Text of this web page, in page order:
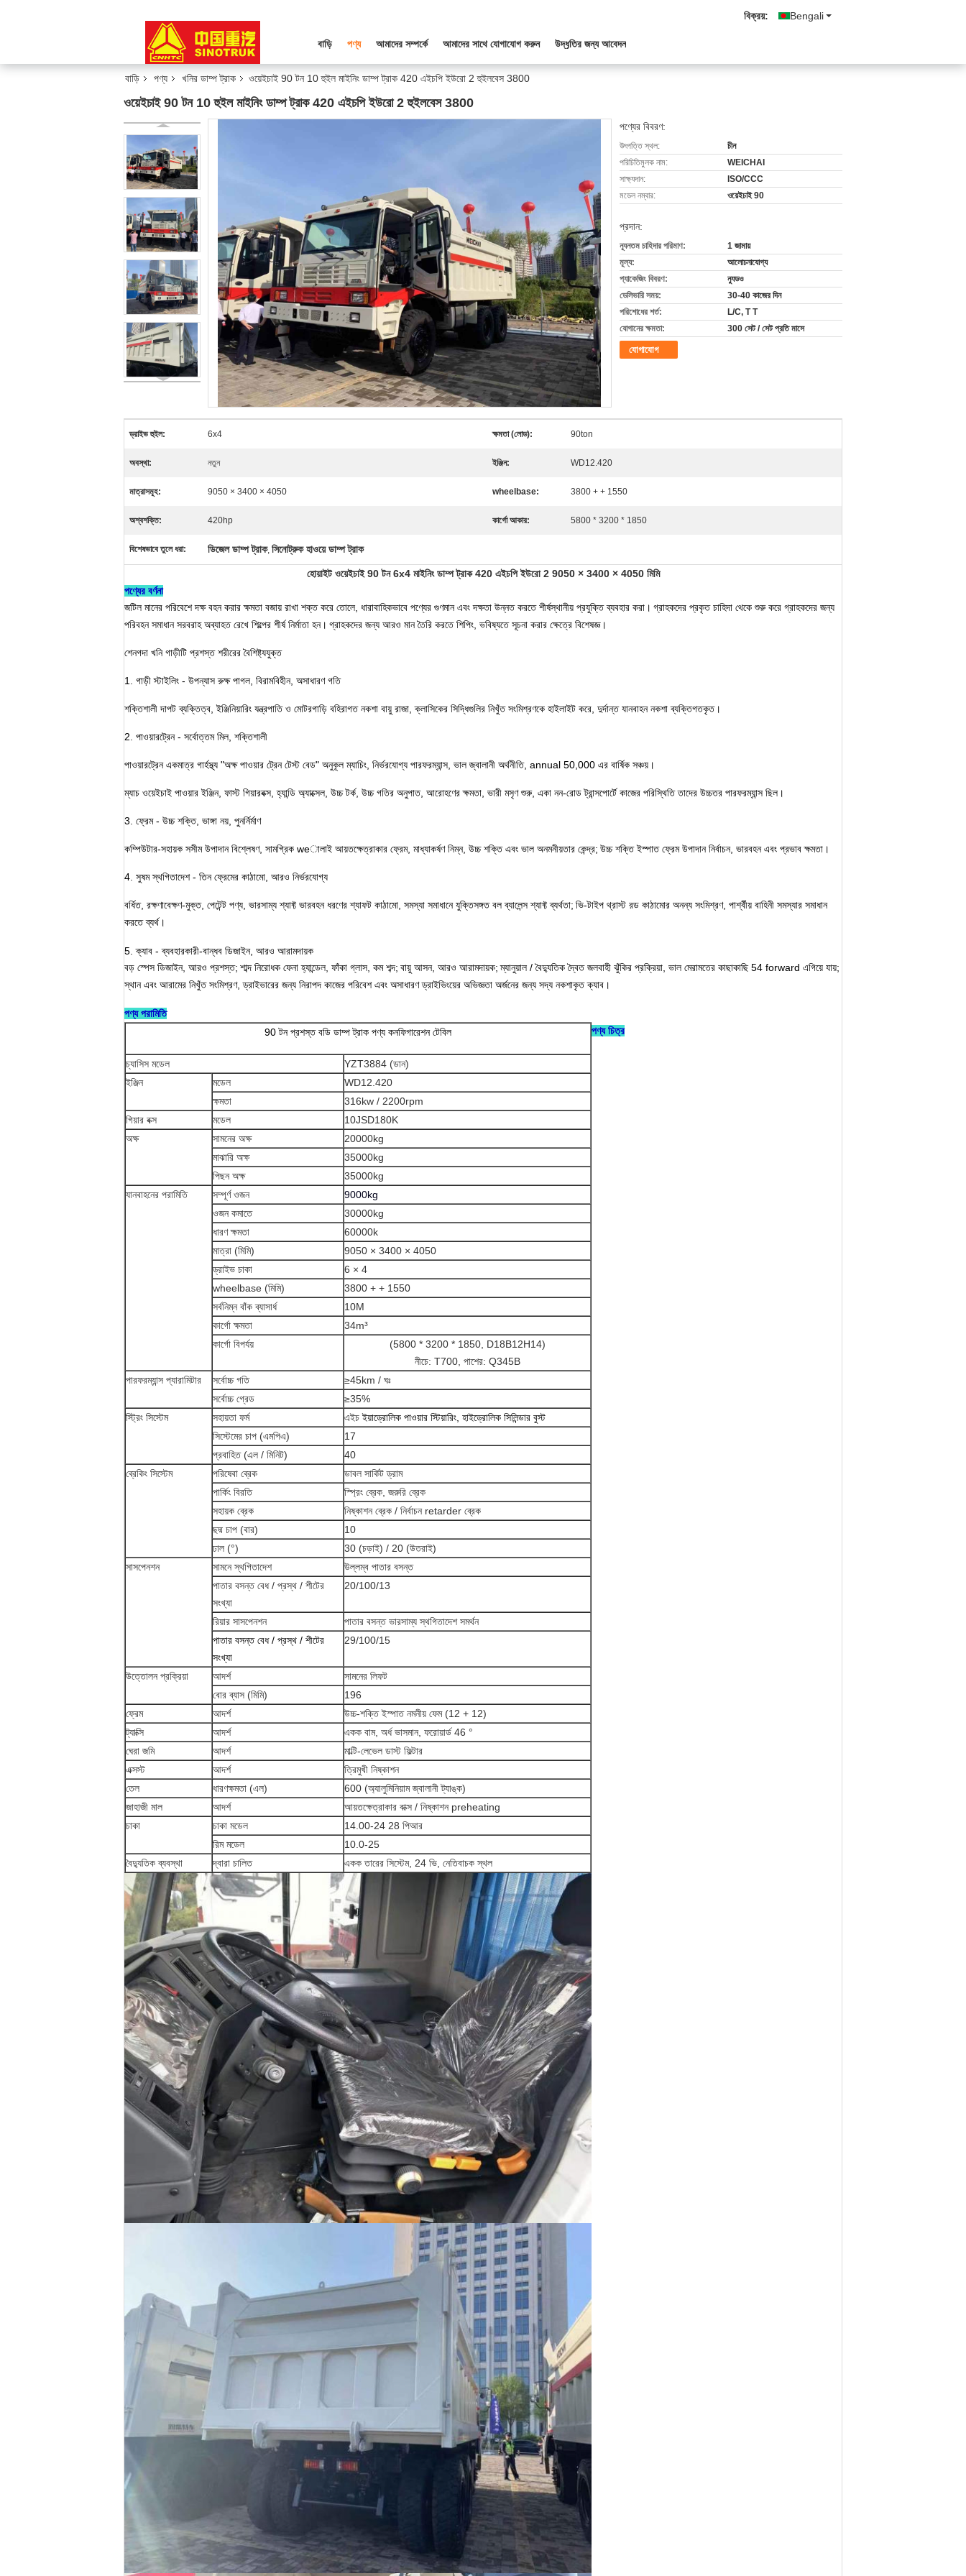
Bengali
বিক্রয়:
বাড়ি পণ্য আমাদের সম্পর্কে আমাদের সাথে যোগাযোগ করুন উদ্ধৃতির জন্য আবেদন
বাড়ি পণ্য খনির ডাম্প ট্রাক ওয়েইচাই 90 টন 10 হুইল মাইনিং ডাম্প ট্রাক 420 এইচপি ইউরো 2 হুইলবেস 3800
ওয়েইচাই 90 টন 10 হুইল মাইনিং ডাম্প ট্রাক 420 এইচপি ইউরো 2 হুইলবেস 3800
পণ্যের বিবরণ:
উৎপত্তি স্থল:
চীন
পরিচিতিমুলক নাম:
WEICHAI
সাক্ষ্যদান:
ISO/CCC
মডেল নম্বার:
ওয়েইচাই 90
প্রদান:
ন্যূনতম চাহিদার পরিমাণ:
1 জামায়
মূল্য:
আলোচনাযোগ্য
প্যাকেজিং বিবরণ:
ন্যুডও
ডেলিভারি সময়:
30-40 কাজের দিন
পরিশোধের শর্ত:
L/C, T T
যোগানের ক্ষমতা:
300 সেট / সেট প্রতি মাসে
যোগাযোগ
ড্রাইভ হুইল: 6x4 ক্ষমতা (লোড): 90ton
অবস্থা: নতুন ইঞ্জিন: WD12.420
মাত্রাসমূহ: 9050 × 3400 × 4050 wheelbase: 3800 + + 1550
অশ্বশক্তি: 420hp কার্গো আকার: 5800 * 3200 * 1850
বিশেষভাবে তুলে ধরা: ডিজেল ডাম্প ট্রাক, সিনোট্রুক হাওয়ে ডাম্প ট্রাক
হোয়াইট ওয়েইচাই 90 টন 6x4 মাইনিং ডাম্প ট্রাক 420 এইচপি ইউরো 2 9050 × 3400 × 4050 মিমি
পণ্যের বর্ণনা
জটিল মানের পরিবেশে দক্ষ বহন করার ক্ষমতা বজায় রাখা শক্ত করে তোলে, ধারাবাহিকভাবে পণ্যের গুণমান এবং দক্ষতা উন্নত করতে শীর্ষস্থানীয় প্রযুক্তি ব্যবহার করা। গ্রাহকদের প্রকৃত চাহিদা থেকে শুরু করে গ্রাহকদের জন্য
পরিবহন সমাধান সরবরাহ অব্যাহত রেখে শিল্পের শীর্ষ নির্মাতা হন। গ্রাহকদের জন্য আরও মান তৈরি করতে শিপিং, ভবিষ্যতে সূচনা করার ক্ষেত্রে বিশেষজ্ঞ।
শেনগদা খনি গাড়ীটি প্রশস্ত শরীরের বৈশিষ্ট্যযুক্ত
1. গাড়ী স্টাইলিং - উপন্যাস রুক্ষ পাগল, বিরামবিহীন, অসাধারণ গতি
শক্তিশালী দাপট ব্যক্তিত্ব, ইঞ্জিনিয়ারিং যন্ত্রপাতি ও মোটরগাড়ি বহিরাগত নকশা বায়ু রাজা, ক্লাসিকের সিদ্ধিগুলির নিখুঁত সংমিশ্রণকে হাইলাইট করে, দুর্দান্ত যানবাহন নকশা ব্যক্তিগতকৃত।
2. পাওয়ারট্রেন - সর্বোত্তম মিল, শক্তিশালী
পাওয়ারট্রেন একমাত্র গার্হস্থ্য "অক্ষ পাওয়ার ট্রেন টেস্ট বেড" অনুকূল ম্যাচিং, নির্ভরযোগ্য পারফরম্যান্স, ভাল জ্বালানী অর্থনীতি, annual 50,000 এর বার্ষিক সঞ্চয়।
ম্যাচ ওয়েইচাই পাওয়ার ইঞ্জিন, ফাস্ট গিয়ারবক্স, হ্যান্ডি অ্যাক্সেল, উচ্চ টর্ক, উচ্চ গতির অনুপাত, আরোহণের ক্ষমতা, ভারী মসৃণ শুরু, একা নন-রোড ট্রান্সপোর্টে কাজের পরিস্থিতি তাদের উচ্চতর পারফরম্যান্স ছিল।
3. ফ্রেম - উচ্চ শক্তি, ভাঙ্গা নয়, পুনর্নির্মাণ
কম্পিউটার-সহায়ক সসীম উপাদান বিশ্লেষণ, সামগ্রিক weালাই আয়তক্ষেত্রাকার ফ্রেম, মাধ্যাকর্ষণ নিম্ন, উচ্চ শক্তি এবং ভাল অনমনীয়তার কেন্দ্র; উচ্চ শক্তি ইস্পাত ফ্রেম উপাদান নির্বাচন, ভারবহন এবং প্রভাব ক্ষমতা।
4. সুষম স্থগিতাদেশ - তিন ফ্রেমের কাঠামো, আরও নির্ভরযোগ্য
বর্ধিত, রক্ষণাবেক্ষণ-মুক্ত, পেটেন্ট পণ্য, ভারসাম্য শ্যাফ্ট ভারবহন ধরণের শ্যাফট কাঠামো, সমস্যা সমাধানে যুক্তিসঙ্গত বল ব্যালেন্স শ্যাফ্ট ব্যর্থতা; ভি-টাইপ থ্রাস্ট রড কাঠামোর অনন্য সংমিশ্রণ, পার্শ্বীয় বাহিনী সমস্যার সমাধান
করতে ব্যর্থ।
5. ক্যাব - ব্যবহারকারী-বান্ধব ডিজাইন, আরও আরামদায়ক
বড় স্পেস ডিজাইন, আরও প্রশস্ত; শাব্দ নিরোধক ফেনা হ্যান্ডেল, ফাঁকা গ্লাস, কম শব্দ; বায়ু আসন, আরও আরামদায়ক; ম্যানুয়াল / বৈদ্যুতিক দ্বৈত জলবাহী ঝুঁকির প্রক্রিয়া, ভাল মেরামতের কাছাকাছি 54 forward এগিয়ে যায়;
স্থান এবং আরামের নিখুঁত সংমিশ্রণ, ড্রাইভারের জন্য নিরাপদ কাজের পরিবেশ এবং অসাধারণ ড্রাইভিংয়ের অভিজ্ঞতা অর্জনের জন্য সদ্য নকশাকৃত ক্যাব।
পণ্য পরামিতি
90 টন প্রশস্ত বডি ডাম্প ট্রাক পণ্য কনফিগারেশন টেবিল
চ্যাসিস মডেল
YZT3884 (ডান)
ইঞ্জিন
মডেল
WD12.420
ক্ষমতা
316kw / 2200rpm
গিয়ার বক্স
মডেল
10JSD180K
অক্ষ
সামনের অক্ষ
20000kg
মাঝারি অক্ষ
35000kg
পিছন অক্ষ
35000kg
যানবাহনের পরামিতি
সম্পূর্ণ ওজন
9000kg
ওজন কমাতে
30000kg
ধারণ ক্ষমতা
60000k
মাত্রা (মিমি)
9050 × 3400 × 4050
ড্রাইভ চাকা
6 × 4
wheelbase (মিমি)
3800 + + 1550
সর্বনিম্ন বাঁক ব্যাসার্ধ
10M
কার্গো ক্ষমতা
34m³
কার্গো বিপর্যয়
(5800 * 3200 * 1850, D18B12H14)
নীচে: T700, পাশের: Q345B
পারফরম্যান্স প্যারামিটার
সর্বোচ্চ গতি
≥45km / ঘঃ
সর্বোচ্চ গ্রেড
≥35%
স্ট্রিং সিস্টেম
সহায়তা ফর্ম এইচইয়াড্রোলিক পাওয়ার স্টিয়ারিং, হাইড্রোলিক সিলিন্ডার বুস্ট
সিস্টেমের চাপ (এমপিএ)
17
প্রবাহিত (এল / মিনিট)
40
ব্রেকিং সিস্টেম
পরিষেবা ব্রেক
ডাবল সার্কিট ড্রাম
পার্কিং বিরতি
স্প্রিং ব্রেক, জরুরি ব্রেক
সহায়ক ব্রেক
নিষ্কাশন ব্রেক / নির্বাচন retarder ব্রেক
ছদ্ম চাপ (বার)
10
ঢাল (°)
30 (চড়াই) / 20 (উতরাই)
সাসপেনশন
সামনে স্থগিতাদেশ
উল্লম্ব পাতার বসন্ত
পাতার বসন্ত বেধ / প্রস্থ / শীটের
সংখ্যা
20/100/13
রিয়ার সাসপেনশন
পাতার বসন্ত ভারসাম্য স্থগিতাদেশ সমর্থন
পাতার বসন্ত বেধ / প্রস্থ / শীটের
সংখ্যা
29/100/15
উত্তোলন প্রক্রিয়া আদর্শ
সামনের লিফট
বোর ব্যাস (মিমি)
196
ফ্রেম
আদর্শ
উচ্চ-শক্তি ইস্পাত নমনীয় ফেম (12 + 12)
ট্যাক্সি
আদর্শ
একক বাম, অর্ধ ভাসমান, ফরোয়ার্ড 46 °
ঘেরা জমি
আদর্শ
মাল্টি-লেভেল ডাস্ট ফিল্টার
এক্সস্ট
আদর্শ
ত্রিমুখী নিষ্কাশন
তেল
ধারণক্ষমতা (এল)
600 (অ্যালুমিনিয়াম জ্বালানী ট্যাঙ্ক)
জাহাজী মাল
আদর্শ
আয়তক্ষেত্রাকার বাক্স / নিষ্কাশন preheating
চাকা
চাকা মডেল
14.00-24 28 পিআর
রিম মডেল
10.0-25
বৈদ্যুতিক ব্যবস্থা
দ্বারা চালিত একক তারের সিস্টেম, 24 ভি, নেতিবাচক স্থল
পণ্য চিত্র